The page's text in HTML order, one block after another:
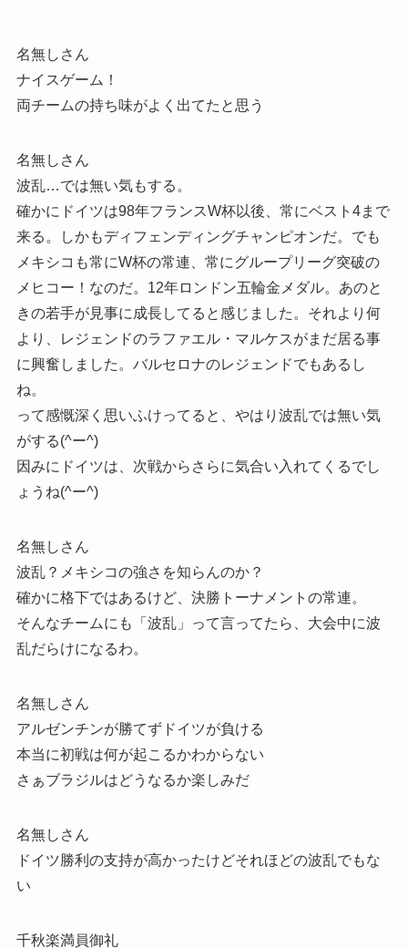
名無しさん
ナイスゲーム！
両チームの持ち味がよく出てたと思う
名無しさん
波乱…では無い気もする。
確かにドイツは98年フランスW杯以後、常にベスト4まで
来る。しかもディフェンディングチャンピオンだ。でも
メキシコも常にW杯の常連、常にグループリーグ突破の
メヒコー！なのだ。12年ロンドン五輪金メダル。あのと
きの若手が見事に成長してると感じました。それより何
より、レジェンドのラファエル・マルケスがまだ居る事
に興奮しました。バルセロナのレジェンドでもあるし
ね。
って感慨深く思いふけってると、やはり波乱では無い気
がする(^ー^)
因みにドイツは、次戦からさらに気合い入れてくるでし
ょうね(^ー^)
名無しさん
波乱？メキシコの強さを知らんのか？
確かに格下ではあるけど、決勝トーナメントの常連。
そんなチームにも「波乱」って言ってたら、大会中に波
乱だらけになるわ。
名無しさん
アルゼンチンが勝てずドイツが負ける
本当に初戦は何が起こるかわからない
さぁブラジルはどうなるか楽しみだ
名無しさん
ドイツ勝利の支持が高かったけどそれほどの波乱でもな
い
千秋楽満員御礼